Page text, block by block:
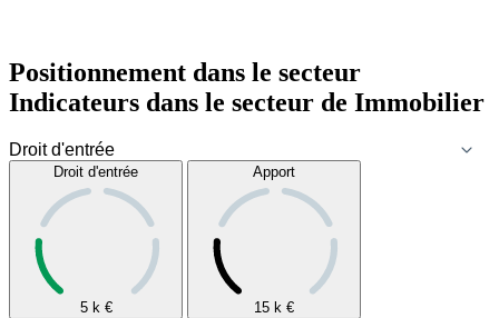
Positionnement dans le secteur
Indicateurs dans le secteur de Immobilier
Droit d'entrée
5 k €
Apport
15 k €